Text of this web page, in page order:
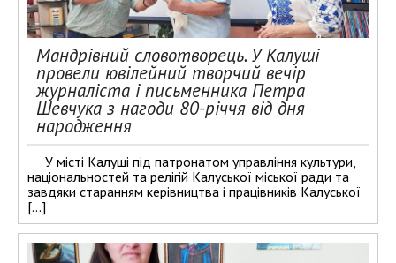
Мандрівний словотворець. У Калуші
провели ювілейний творчий вечір
журналіста і письменника Петра
Шевчука з нагоди 80-річчя від дня
народження
У місті Калуші під патронатом управління культури,
національностей та релігій Калуської міської ради та
завдяки старанням керівництва і працівників Калуської
[…]